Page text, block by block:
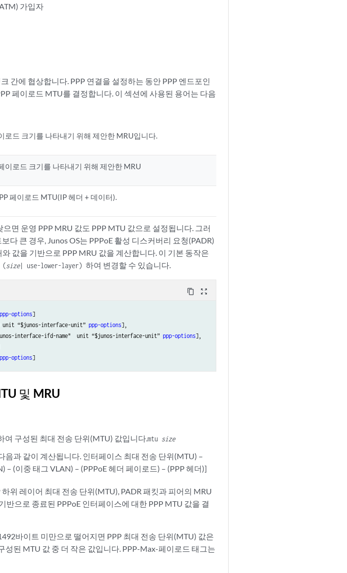
가입자
간에 협상합니다. PPP 연결을 설정하는 동안 PPP 엔드포인
페이로드 MTU를 결정합니다. 이 섹션에 사용된 용어는 다음
로드 크기를 나타내기 위해 제안한 MRU입니다.
이로드 크기를 나타내기 위해 제안한 MRU
페이로드 MTU(IP 헤더 + 데이터).
면 운영 PPP MRU 값도 PPP MTU 값으로 설정됩니다. 그러
다 큰 경우, Junos OS는 PPPoE 활성 디스커버리 요청(PADR)
값을 기반으로 PPP MRU 값을 계산합니다. 이 기본 동작은
(size| use-lower-layer) 하여 변경할 수 있습니다.
content_copy zoom_out_map
ppp-options]
“$junos-interface-unit” ppp-options],
interface-ifd-name"  unit “$junos-interface-unit” ppp-options],
ppp-options]
및 MRU
구성된 최대 전송 단위(MTU) 값입니다.mtu size
음과 같이 계산됩니다. 인터페이스 최대 전송 단위(MTU) –
– (이중 태그 VLAN) – (PPPoE 헤더 페이로드) – (PPP 헤더)]
위 레이어 최대 전송 단위(MTU), PADR 패킷과 피어의 MRU
으로 종료된 PPPoE 인터페이스에 대한 PPP MTU 값을 결
바이트 미만으로 떨어지면 PPP 최대 전송 단위(MTU) 값은
성된 MTU 값 중 더 작은 값입니다. PPP-Max-페이로드 태그는